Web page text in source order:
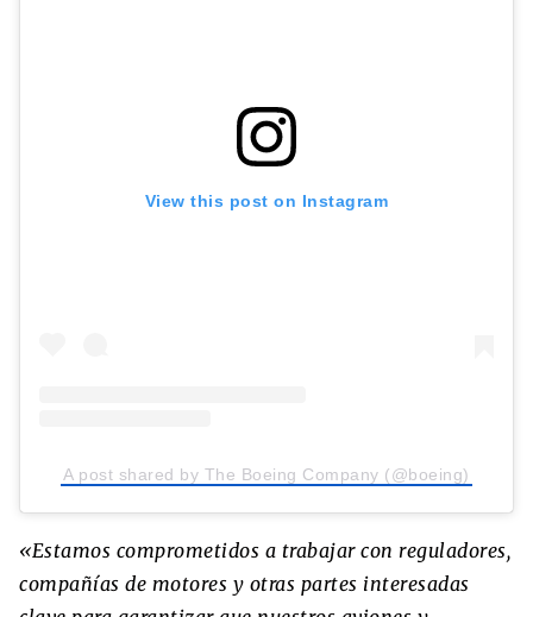
View this post on Instagram
A post shared by The Boeing Company (@boeing)
«Estamos comprometidos a trabajar con reguladores,
compañías de motores y otras partes interesadas